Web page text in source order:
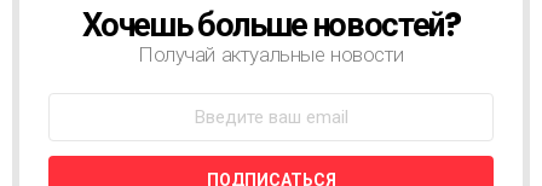
О
Т
Н
Хочешь больше новостей?
Получай актуальные новости